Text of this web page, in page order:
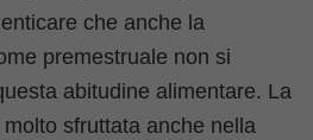
che anche la
premestruale non si
abitudine alimentare. La
sfruttata anche nella